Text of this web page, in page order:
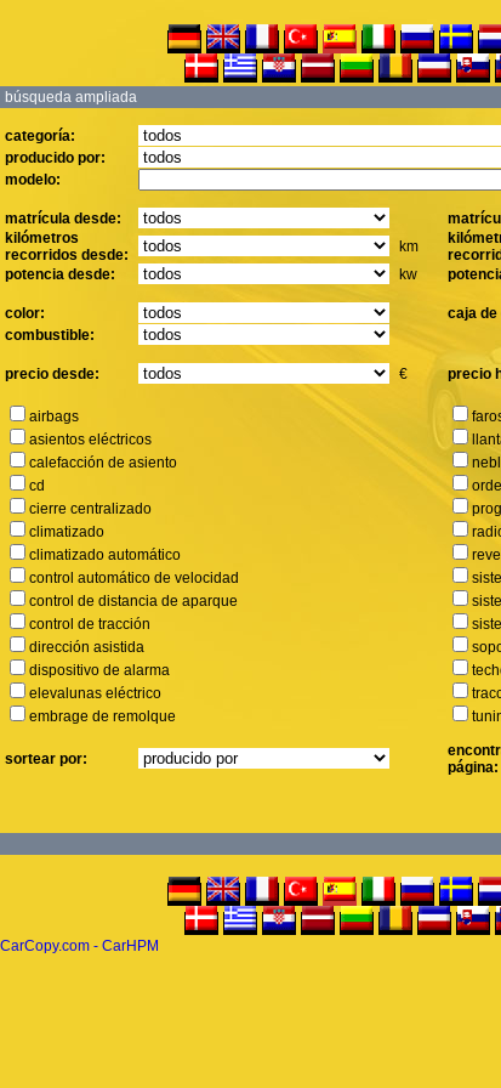
búsqueda ampliada
categoría:
producido por:
modelo:
matrícula desde:
kilómetros
recorridos desde:
km
potencia desde:
kw
color:
caja
combustible:
precio desde: € precio
airbags
asientos eléctricos
calefacción de asiento
cd
cierre centralizado
climatizado
climatizado automático
control automático de velocidad
control de distancia de aparque
control de tracción
dirección asistida
dispositivo de alarma
elevalunas eléctrico
embrage de remolque
sortear por:
página:
CarCopy.com - CarHPM